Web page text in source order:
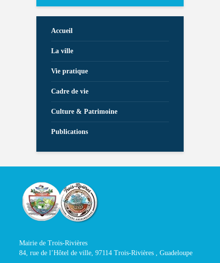
Accueil
La ville
Vie pratique
Cadre de vie
Culture & Patrimoine
Publications
Mairie de Trois-Rivières
84, rue de l’Hôtel de ville, 97114 Trois-Rivières , Guadeloupe